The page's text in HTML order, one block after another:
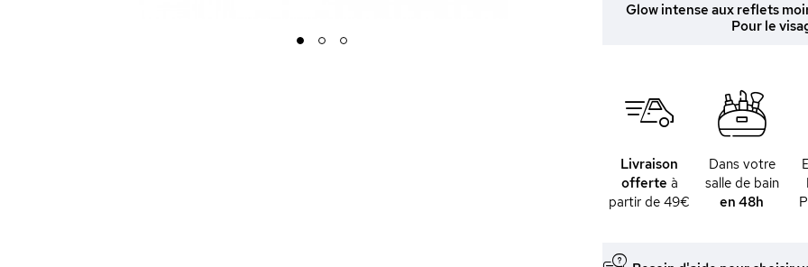
1 2 3
Glow intense aux reflets
Pour le
Livraison
offerte à
partir de 49€
Dans votre
salle de bain
en 48h